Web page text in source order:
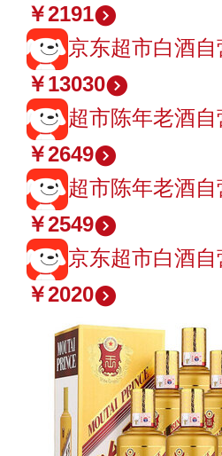
￥2191
京东超市白酒自
￥13030
超市陈年老酒
￥2649
超市陈年老酒
￥2549
京东超市白酒自
￥2020